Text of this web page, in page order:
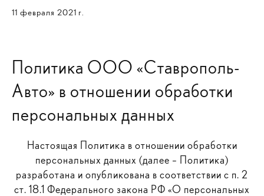
11 февраля 2021 г.
Политика ООО «Ставрополь-
Авто» в отношении обработки
персональных данных
Настоящая Политика в отношении обработки
персональных данных (далее – Политика)
разработана и опубликована в соответствии с п. 2
ст. 18.1 Федерального закона РФ «О персональных